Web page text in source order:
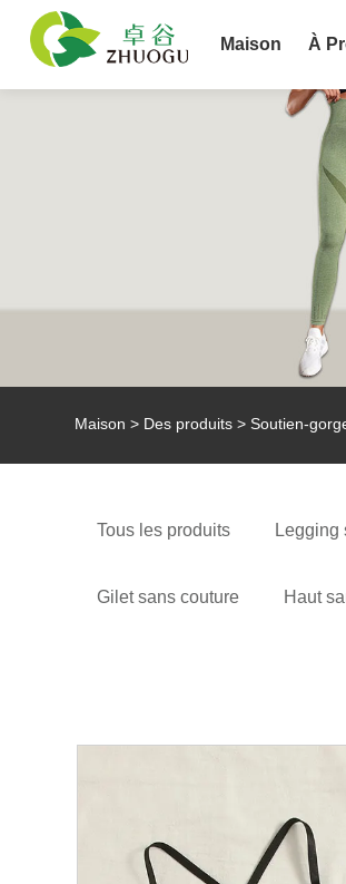
Maison À
Maison > Des produits >Soutien-
Tous les produits Legging
Gilet sans couture Haut